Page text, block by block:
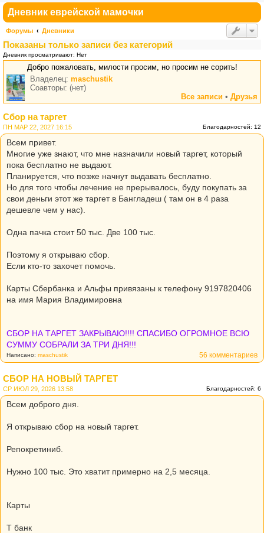
Дневник еврейской мамочки
Форумы Дневники
Показаны только записи без категорий
Дневник просматривают: Нет
Добро пожаловать, милости просим, но просим не сорить!
Владелец: maschustik
Соавторы: (нет)
Все записи • Друзья
Сбор на таргет
Благодарностей: 12
ПН МАР 22, 2027 16:15
Всем привет.
Многие уже знают, что мне назначили новый таргет, который
пока бесплатно не выдают.
Планируется, что позже начнут выдавать бесплатно.
Но для того чтобы лечение не прерывалось, буду покупать за
свои деньги этот же таргет в Бангладеш ( там он в 4 раза
дешевле чем у нас).
Одна пачка стоит 50 тыс. Две 100 тыс.
Поэтому я открываю сбор.
Если кто-то захочет помочь.
Карты Сбербанка и Альфы привязаны к телефону 9197820406
на имя Мария Владимировна
СБОР НА ТАРГЕТ ЗАКРЫВАЮ!!!! СПАСИБО ОГРОМНОЕ ВСЮ
СУММУ СОБРАЛИ ЗА ТРИ ДНЯ!!!
56 комментариев
Написано: maschustik
СБОР НА НОВЫЙ ТАРГЕТ
Благодарностей: 6
СР ИЮЛ 29, 2026 13:58
Всем доброго дня.
Я открываю сбор на новый таргет.
Репокретиниб.
Нужно 100 тыс. Это хватит примерно на 2,5 месяца.
Карты
Т банк